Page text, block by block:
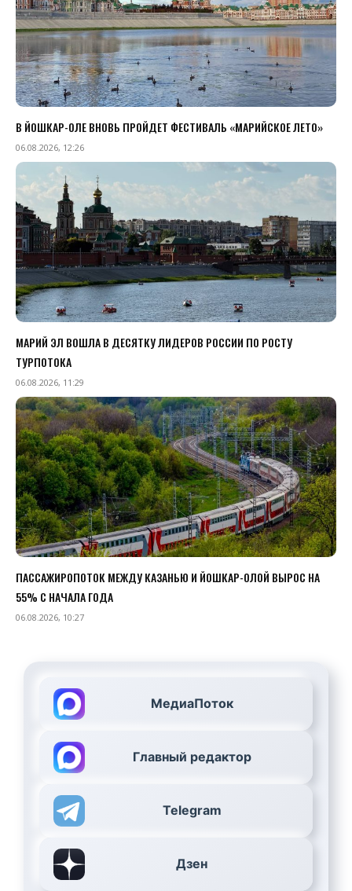
В ЙОШКАР-ОЛЕ ВНОВЬ ПРОЙДЕТ ФЕСТИВАЛЬ «МАРИЙСКОЕ ЛЕТО»
06.08.2026, 12:26
МАРИЙ ЭЛ ВОШЛА В ДЕСЯТКУ ЛИДЕРОВ РОССИИ ПО РОСТУ
ТУРПОТОКА
06.08.2026, 11:29
ПАССАЖИРОПОТОК МЕЖДУ КАЗАНЬЮ И ЙОШКАР-ОЛОЙ ВЫРОС НА
55% С НАЧАЛА ГОДА
06.08.2026, 10:27
МедиаПоток
Главный редактор
Telegram
Дзен